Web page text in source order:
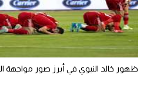
ظهور خالد النبوي في أبرز صور مواجهة